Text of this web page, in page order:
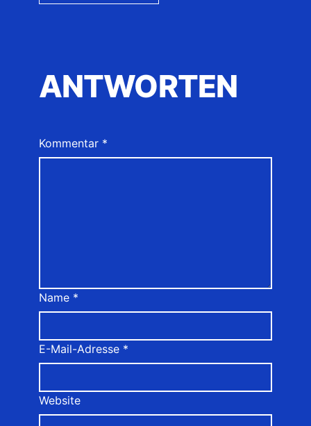
ANTWORTEN
Kommentar *
Name *
E-Mail-Adresse *
Website